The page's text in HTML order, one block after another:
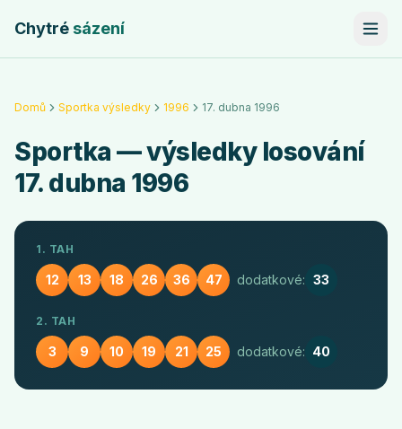
Chytrésázení
Domů Sportka výsledky 1996 17. dubna 1996
Sportka — výsledky losování
17. dubna 1996
1. TAH
12 13 18 26 36 47 dodatkové: 33
2. TAH
3 9 10 19 21 25 dodatkové: 40